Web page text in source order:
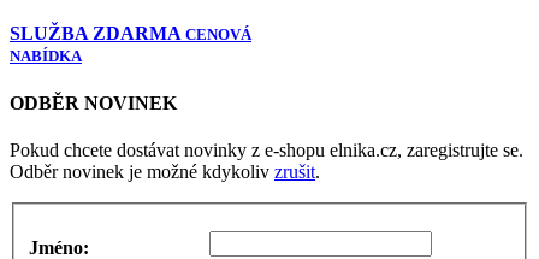
SLUŽBA ZDARMA CENOVÁ
NABÍDKA
ODBĚR NOVINEK
Pokud chcete dostávat novinky z e-shopu elnika.cz, zaregistrujte se.
Odběr novinek je možné kdykoliv zrušit.
Jméno: